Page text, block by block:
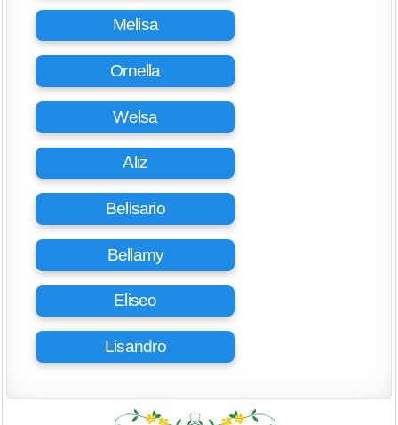
Melisa
Ornella
Welsa
Aliz
Belisario
Bellamy
Eliseo
Lisandro